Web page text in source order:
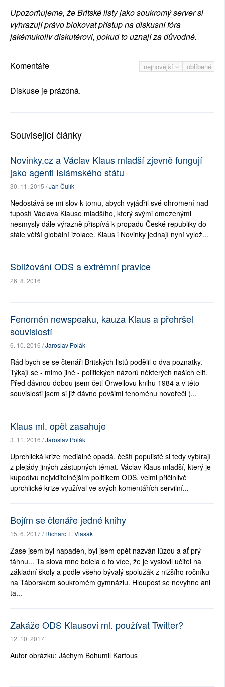
Upozorňujeme, že Britské listy jako soukromý server si
vyhrazují právo blokovat přístup na diskusní fóra
jakémukoliv diskutérovi, pokud to uznají za důvodné.
nejnovější oblíbené
Komentáře
Diskuse je prázdná.
Související články
Novinky.cz a Václav Klaus mladší zjevně fungují
jako agenti Islámského státu
30. 11. 2015 /Jan Čulík
Nedostává se mi slov k tomu, abych vyjádřil své ohromení nad
tupostí Václava Klause mladšího, který svými omezenými
nesmysly dále výrazně přispívá k propadu České republiky do
stále větší globální izolace. Klaus i Novinky jednají nyní vylož...
Sbližování ODS a extrémní pravice
26. 8. 2016
Fenomén newspeaku, kauza Klaus a přehršel
souvislostí
6. 10. 2016 /Jaroslav Polák
Rád bych se se čtenáři Britských listů podělil o dva poznatky.
Týkají se - mimo jiné - politických názorů některých našich elit.
Před dávnou dobou jsem četl Orwellovu knihu 1984 a v této
souvislosti jsem si již dávno povšiml fenoménu novořeči (...
Klaus ml. opět zasahuje
3. 11. 2016 /Jaroslav Polák
Uprchlická krize mediálně opadá, čeští populisté si tedy vybírají
z plejády jiných zástupných témat. Václav Klaus mladší, který je
kupodivu nejviditelnějším politikem ODS, velmi přičinlivě
uprchlické krize využíval ve svých komentářích servilní...
Bojím se čtenáře jedné knihy
15. 6. 2017 /Richard F. Vlasák
Zase jsem byl napaden, byl jsem opět nazván lůzou a ať prý
táhnu... Ta slova mne bolela o to více, že je vyslovil učitel na
základní školy a podle všeho bývalý spolužák z nižšího ročníku
na Táborském soukromém gymnáziu. Hloupost se nevyhne ani
ta...
Zakáže ODS Klausovi ml. používat Twitter?
12. 10. 2017
Autor obrázku: Jáchym Bohumil Kartous